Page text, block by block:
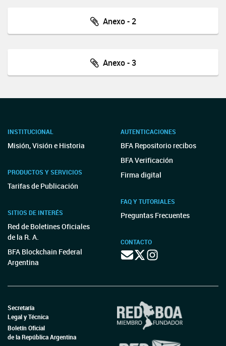
Anexo - 2
Anexo - 3
INSTITUCIONAL
Misión, Visión e Historia
PRODUCTOS Y SERVICIOS
Tarifas de Publicación
SITIOS DE INTERÉS
Red de Boletines Oficiales
de la R. A.
BFA Blockchain Federal
Argentina
AUTENTICACIONES
BFA Repositorio recibos
BFA Verificación
Firma digital
FAQ Y TUTORIALES
Preguntas Frecuentes
CONTACTO
Secretaría
Legal y Técnica
Boletín Oficial
de la República Argentina